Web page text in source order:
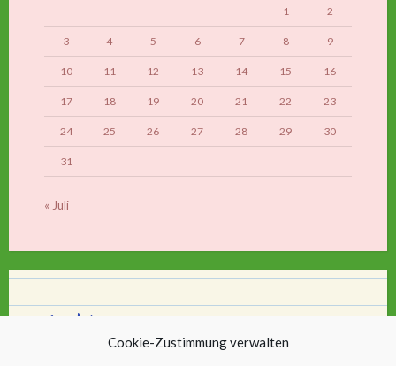
Cookie-Zustimmung verwalten
1 2
3 4 5 6 7 8 9
10 11 12 13 14 15 16
17 18 19 20 21 22 23
24 25 26 27 28 29 30
31
« Juli
Archiv